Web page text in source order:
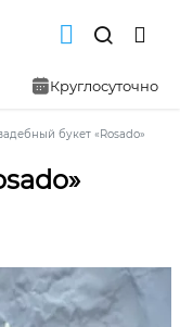
Круглосуточно
букет «Rosado»